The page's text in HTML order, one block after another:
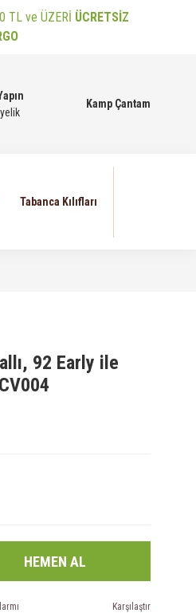
TL ve ÜZERİ ÜCRETSİZ
Kamp Çantam
Tabanca Kılıfları
92 Early ile
HEMEN AL
Karşılaştır